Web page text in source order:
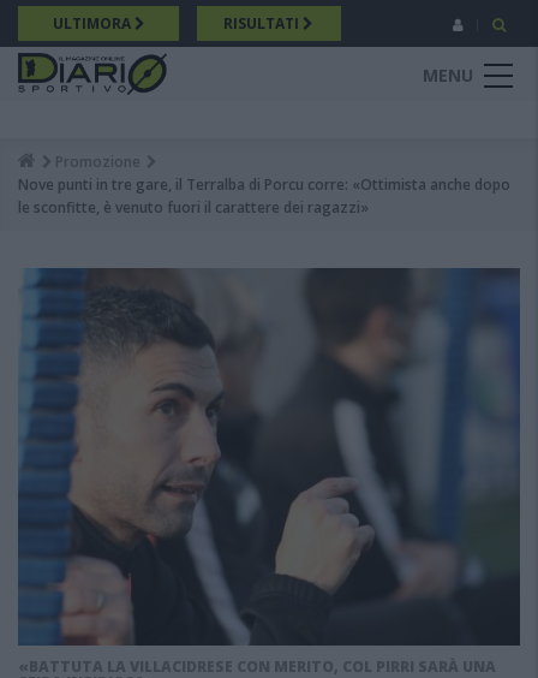
Salta
al
contenuto
principale
ULTIMORA RISULTATI
MENU
Breadcrumb
Promozione
Nove punti in tre gare, il Terralba di Porcu corre: «Ottimista anche dopo
le sconfitte, è venuto fuori il carattere dei ragazzi»
«BATTUTA LA VILLACIDRESE CON MERITO, COL PIRRI SARÀ UNA